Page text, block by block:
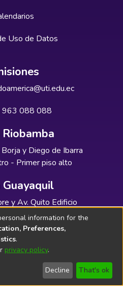
Uso de Datos
963 088 088
y Diego de Ibarra
- Primer piso alto
y Av. Quito Edificio
- Planta baja
Bibliolatino.com
information for the
Preferences,
.
privacy policy.
Decline That's ok